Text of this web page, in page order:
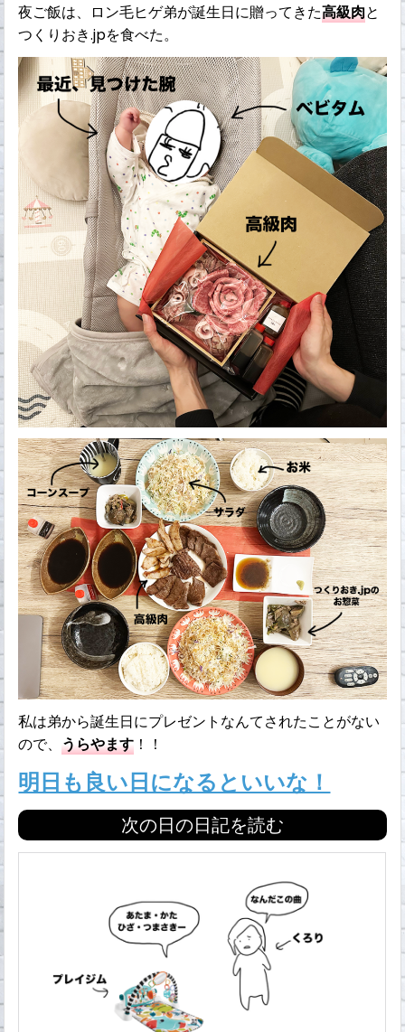
夜ご飯は、ロン毛ヒゲ弟が誕生日に贈ってきた高級肉と
つくりおき.jpを食べた。
私は弟から誕生日にプレゼントなんてされたことがない
ので、うらやます ！！
明日も良い日になるといいな！
次の日の日記を読む